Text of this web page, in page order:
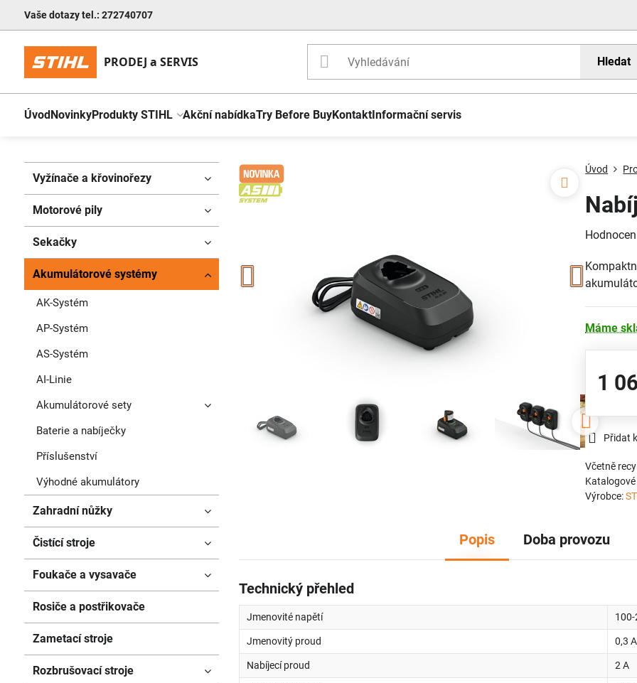
Vaše dotazy tel.: 272740707
Hledat
ÚvodNovinkyProdukty STIHL Akční nabídkaTry Before BuyKontaktInformační servis
Úvod
Máme
1
Přidat
Včetně
Výrobce:
Popis Doba provozu
Technický přehled
Jmenovité napětí
Jmenovitý proud 0,3 A
Nabíjecí proud 2 A
Vyžínače a křovinořezy
Motorové pily
Sekačky
Akumulátorové systémy
AK-Systém
AP-Systém
AS-Systém
AI-Linie
Akumulátorové sety
Baterie a nabíječky
Příslušenství
Výhodné akumulátory
Zahradní nůžky
Čistící stroje
Foukače a vysavače
Rosiče a postřikovače
Zametací stroje
Rozbrušovací stroje